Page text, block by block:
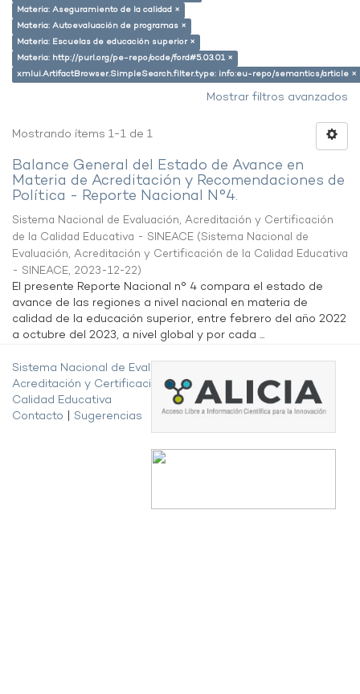
Materia: Aseguramiento de la calidad ×
Materia: Autoevaluación de programas ×
Materia: Escuelas de educación superior ×
Materia: http://purl.org/pe-repo/ocde/ford#5.03.01 ×
xmlui.ArtifactBrowser.SimpleSearch.filter.type: info:eu-repo/semantics/article ×
Mostrar filtros avanzados
Mostrando ítems 1-1 de 1
Balance General del Estado de Avance en
Materia de Acreditación y Recomendaciones de
Política - Reporte Nacional N°4.
Sistema Nacional de Evaluación, Acreditación y Certificación
de la Calidad Educativa - SINEACE (Sistema Nacional de
Evaluación, Acreditación y Certificación de la Calidad Educativa
- SINEACE, 2023-12-22)
El presente Reporte Nacional n° 4 compara el estado de
avance de las regiones a nivel nacional en materia de
calidad de la educación superior, entre febrero del año 2022
a octubre del 2023, a nivel global y por cada ...
Sistema Nacional de Evaluación,
Acreditación y Certificación de la
Calidad Educativa
Contacto
Sugerencias